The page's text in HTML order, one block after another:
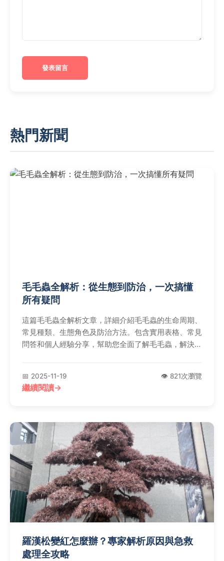
發表留言
熱門新聞
毛毛蟲全解析：從生態到防治，一次搞懂
所有疑問
這篇毛毛蟲全解析文章，詳細介紹毛毛蟲的生命周期、
常見種類、生態角色及防治方法。包含實用表格、常見
問答和個人經驗分享，幫助您全面了解毛毛蟲，解決園
📅 2025-11-19 👁️ 821次瀏覽
繼續閱讀
羅漢松變紅怎麼辦？專家解析原因與急救
處理全攻略